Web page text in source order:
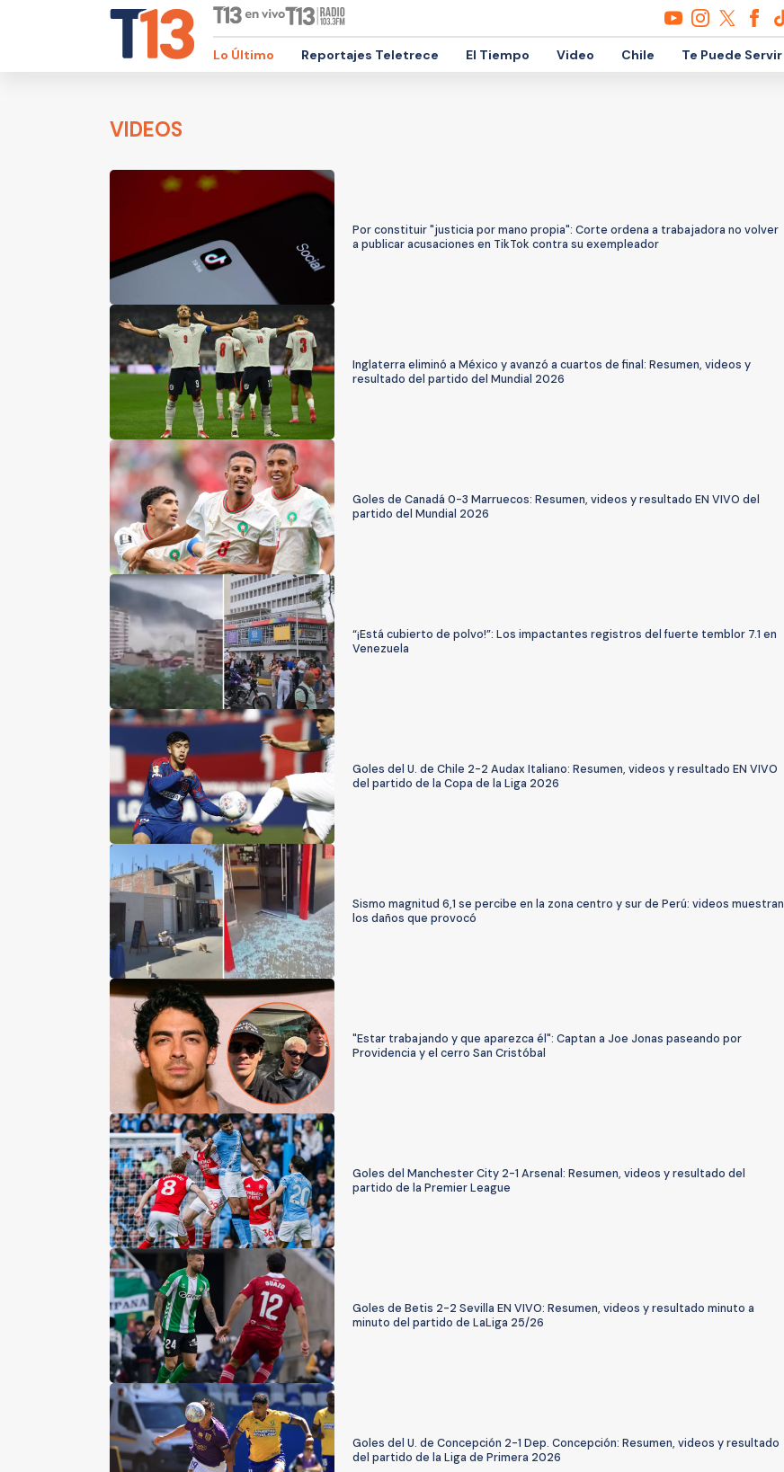
Lo Último Reportajes Teletrece El Tiempo Video Chile Te Puede Servir
VIDEOS
Por constituir "justicia por mano propia": Corte ordena a trabajadora no volver
a publicar acusaciones en TikTok contra su exempleador
Inglaterra eliminó a México y avanzó a cuartos de final: Resumen, videos y
resultado del partido del Mundial 2026
Goles de Canadá 0-3 Marruecos: Resumen, videos y resultado EN VIVO del
partido del Mundial 2026
“¡Está cubierto de polvo!”: Los impactantes registros del fuerte temblor 7.1 en
Venezuela
Goles del U. de Chile 2-2 Audax Italiano: Resumen, videos y resultado EN VIVO
del partido de la Copa de la Liga 2026
Sismo magnitud 6,1 se percibe en la zona centro y sur de Perú: videos muestran
los daños que provocó
"Estar trabajando y que aparezca él": Captan a Joe Jonas paseando por
Providencia y el cerro San Cristóbal
Goles del Manchester City 2-1 Arsenal: Resumen, videos y resultado del
partido de la Premier League
Goles de Betis 2-2 Sevilla EN VIVO: Resumen, videos y resultado minuto a
minuto del partido de LaLiga 25/26
Goles del U. de Concepción 2-1 Dep. Concepción: Resumen, videos y resultado
del partido de la Liga de Primera 2026